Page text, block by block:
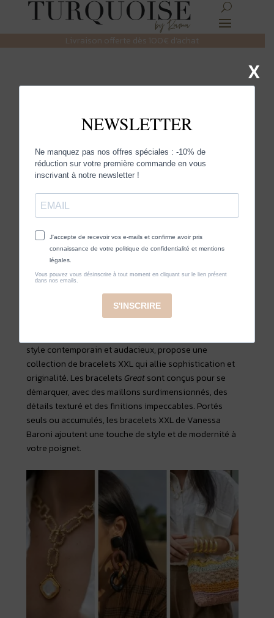
Livraison offerte dès 100€ d’achat
LA TENDANCES DES
Laura Leardi|Juin 6, 2024|Uncategorized
Pour une soirée ou pour égayer une tenue
décontractée, misez sur les bijoux XXL !Devenus les
favoris des passionnés de mode à la recherche d’une
déclaration audacieuse, ces pièces se distinguent par
leur taille imposante et leur design saisissant.
Parez-vous d’un style unique et tendance en arborant
fièrementcolliers, boucles,baguesou bracelets XXL,
mais attention pas tout en même temps une pièce à la
Craquez pour les bracelets mailles XXL de
style contemporain et audacieux, propose une
collection de bracelets XXL qui allie sophistication et
originalité. Les bracelets Greatsont conçus pour se
démarquer, avec des maillons surdimensionnés, des
détails texturé et des finitions impeccables. Portés
seuls ou accumulés, les bracelets XXL de Vanessa
Baroni ajoutent une touche de style et de modernité à
votre poignet.
X